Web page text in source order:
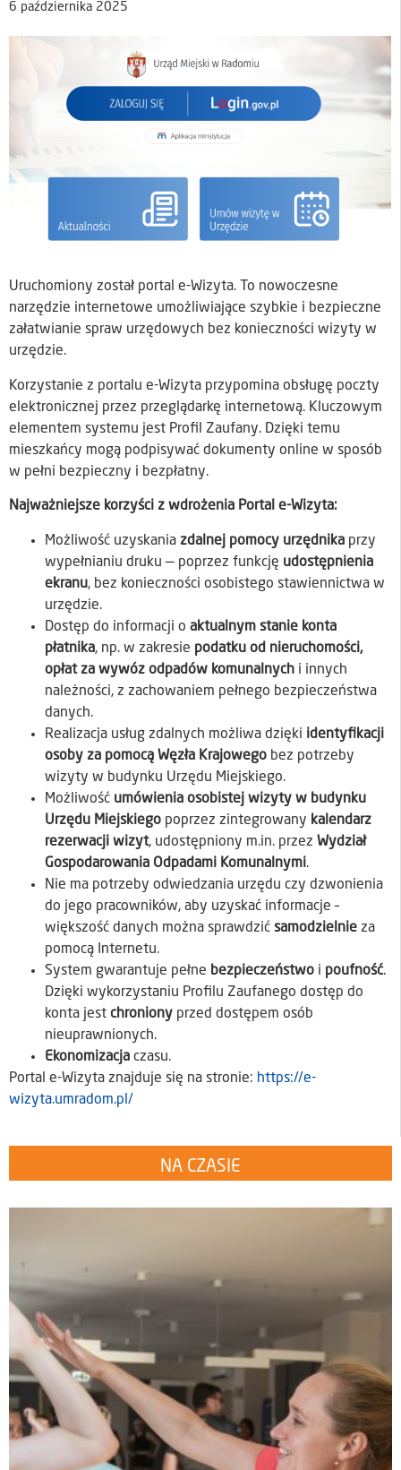
6 października 2025
Uruchomiony został portal e-Wizyta. To nowoczesne
narzędzie internetowe umożliwiające szybkie i bezpieczne
załatwianie spraw urzędowych bez konieczności wizyty w
urzędzie.
Korzystanie z portalu e-Wizyta przypomina obsługę poczty
elektronicznej przez przeglądarkę internetową. Kluczowym
elementem systemu jest Profil Zaufany. Dzięki temu
mieszkańcy mogą podpisywać dokumenty online w sposób
w pełni bezpieczny i bezpłatny.
Najważniejsze korzyści z wdrożenia Portal e-Wizyta:
Możliwość uzyskania zdalnej pomocy urzędnika przy
wypełnianiu druku — poprzez funkcję udostępnienia
ekranu, bez konieczności osobistego stawiennictwa w
urzędzie.
Dostęp do informacji o aktualnym stanie konta
płatnika, np. w zakresie podatku od nieruchomości,
opłat za wywóz odpadów komunalnych i innych
należności, z zachowaniem pełnego bezpieczeństwa
danych.
Realizacja usług zdalnych możliwa dzięki identyfikacji
osoby za pomocą Węzła Krajowego bez potrzeby
wizyty w budynku Urzędu Miejskiego.
Możliwość umówienia osobistej wizyty w budynku
Urzędu Miejskiego poprzez zintegrowany kalendarz
rezerwacji wizyt, udostępniony m.in. przez Wydział
Gospodarowania Odpadami Komunalnymi.
Nie ma potrzeby odwiedzania urzędu czy dzwonienia
do jego pracowników, aby uzyskać informacje –
większość danych można sprawdzić samodzielnie za
pomocą Internetu.
System gwarantuje pełne bezpieczeństwo i poufność.
Dzięki wykorzystaniu Profilu Zaufanego dostęp do
konta jest chroniony przed dostępem osób
nieuprawnionych.
Ekonomizacja czasu.
Portal e-Wizyta znajduje się na stronie: https://e-
wizyta.umradom.pl/
NA CZASIE